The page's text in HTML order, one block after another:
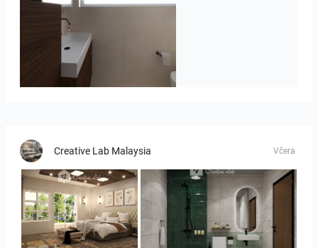
Badkamerhuis
Creative Lab Malaysia Včera